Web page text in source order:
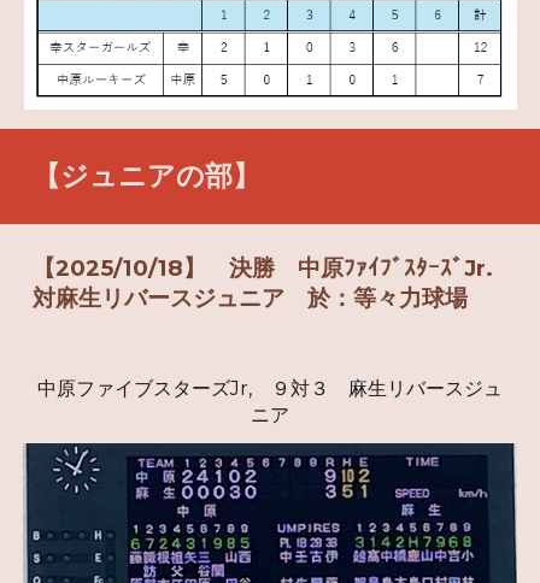
【ジュニアの部】
【2025/10/18】 決勝 中原ﾌｧｲﾌﾞｽﾀｰｽﾞJr.
対麻生リバースジュニア 於：等々力球場
中原ファイブスターズJr, ９ 対３ 麻生リバースジュ
ニア